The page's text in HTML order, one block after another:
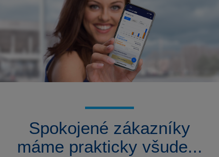
Spokojené zákazníky
máme prakticky všude...